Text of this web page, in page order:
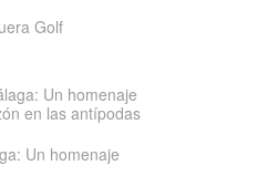
Golf
Un homenaje